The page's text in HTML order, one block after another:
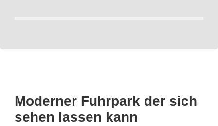
Moderner Fuhrpark der sich
sehen lassen kann